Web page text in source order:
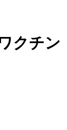
クチン